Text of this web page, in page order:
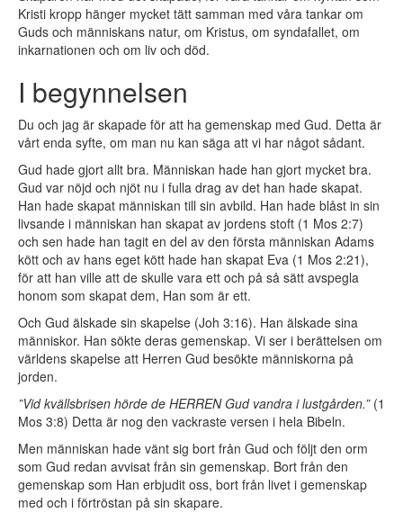
Kristi kropp hänger mycket tätt samman med våra tankar om
Guds och människans natur, om Kristus, om syndafallet, om
inkarnationen och om liv och död.
I begynnelsen
Du och jag är skapade för att ha gemenskap med Gud. Detta är
vårt enda syfte, om man nu kan säga att vi har något sådant.
Gud hade gjort allt bra. Människan hade han gjort mycket bra.
Gud var nöjd och njöt nu i fulla drag av det han hade skapat.
Han hade skapat människan till sin avbild. Han hade blåst in sin
livsande i människan han skapat av jordens stoft (1 Mos 2:7)
och sen hade han tagit en del av den första människan Adams
kött och av hans eget kött hade han skapat Eva (1 Mos 2:21),
för att han ville att de skulle vara ett och på så sätt avspegla
honom som skapat dem, Han som är ett.
Och Gud älskade sin skapelse (Joh 3:16). Han älskade sina
människor. Han sökte deras gemenskap. Vi ser i berättelsen om
världens skapelse att Herren Gud besökte människorna på
jorden.
”Vid kvällsbrisen hörde de HERREN Gud vandra i lustgården.”(1
Mos 3:8) Detta är nog den vackraste versen i hela Bibeln.
Men människan hade vänt sig bort från Gud och följt den orm
som Gud redan avvisat från sin gemenskap. Bort från den
gemenskap som Han erbjudit oss, bort från livet i gemenskap
med och i förtröstan på sin skapare.